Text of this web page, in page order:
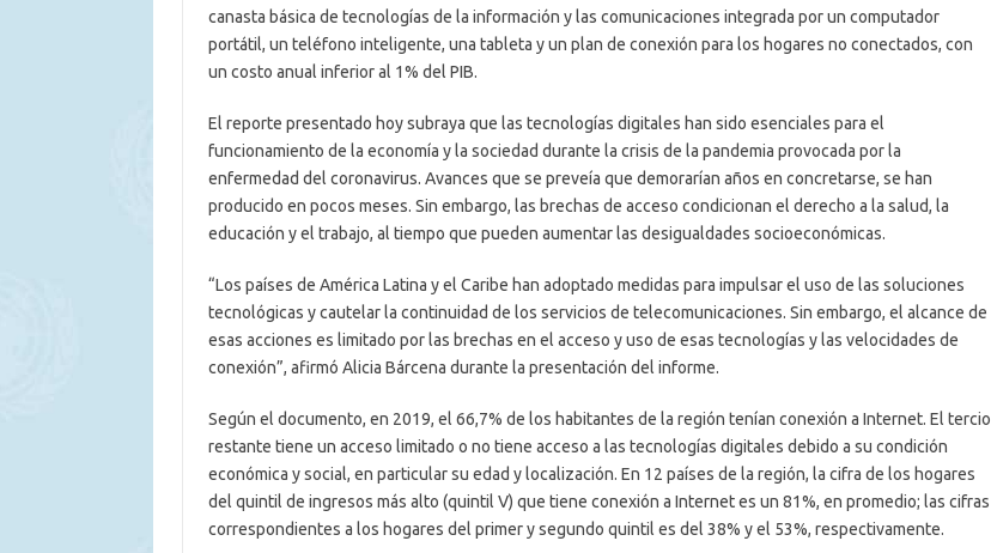
canasta básica de tecnologías de la información y las comunicaciones integrada por un computador
portátil, un teléfono inteligente, una tableta y un plan de conexión para los hogares no conectados, con
un costo anual inferior al 1% del PIB.
El reporte presentado hoy subraya que las tecnologías digitales han sido esenciales para el
funcionamiento de la economía y la sociedad durante la crisis de la pandemia provocada por la
enfermedad del coronavirus. Avances que se preveía que demorarían años en concretarse, se han
producido en pocos meses. Sin embargo, las brechas de acceso condicionan el derecho a la salud, la
educación y el trabajo, al tiempo que pueden aumentar las desigualdades socioeconómicas.
“Los países de América Latina y el Caribe han adoptado medidas para impulsar el uso de las soluciones
tecnológicas y cautelar la continuidad de los servicios de telecomunicaciones. Sin embargo, el alcance de
esas acciones es limitado por las brechas en el acceso y uso de esas tecnologías y las velocidades de
conexión”, afirmó Alicia Bárcena durante la presentación del informe.
Según el documento, en 2019, el 66,7% de los habitantes de la región tenían conexión a Internet. El tercio
restante tiene un acceso limitado o no tiene acceso a las tecnologías digitales debido a su condición
económica y social, en particular su edad y localización. En 12 países de la región, la cifra de los hogares
del quintil de ingresos más alto (quintil V) que tiene conexión a Internet es un 81%, en promedio; las cifras
correspondientes a los hogares del primer y segundo quintil es del 38% y el 53%, respectivamente.